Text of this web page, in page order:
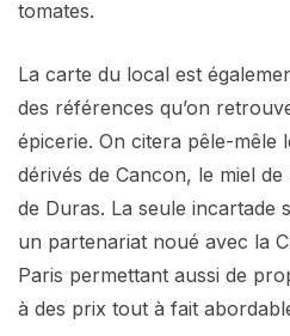
tomates.
La carte du local est
des références qu’on
épicerie. On citera pêle-mêle
dérivés de Cancon, le miel
de Duras. La seule incartade
un partenariat noué avec la
Paris permettant aussi de
à des prix tout à fait